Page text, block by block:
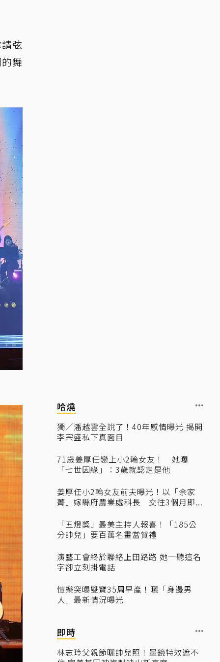
弦
舞
哈燒
獨／潘越雲全說了！40年感情曝光 揭開
李宗盛私下真面目
71歲姜厚任戀上小2輪女友！ 她曝
「七世因緣」：3歲就認定是他
姜厚任小2輪女友前夫曝光！以「余家
菁」嫁縣府農業處科長 交往3個月即...
「五燈獎」最美主持人報喜！「185公
分帥兒」要百萬名畫當賀禮
演藝工會終於聯絡上田路路 她一聽這名
字卻立刻掛電話
愷樂突曝雙寶35周早產！曬「身邊男
人」最新情況曝光
即時
林志玲父親節曬帥兒照！墨鏡特效遮不